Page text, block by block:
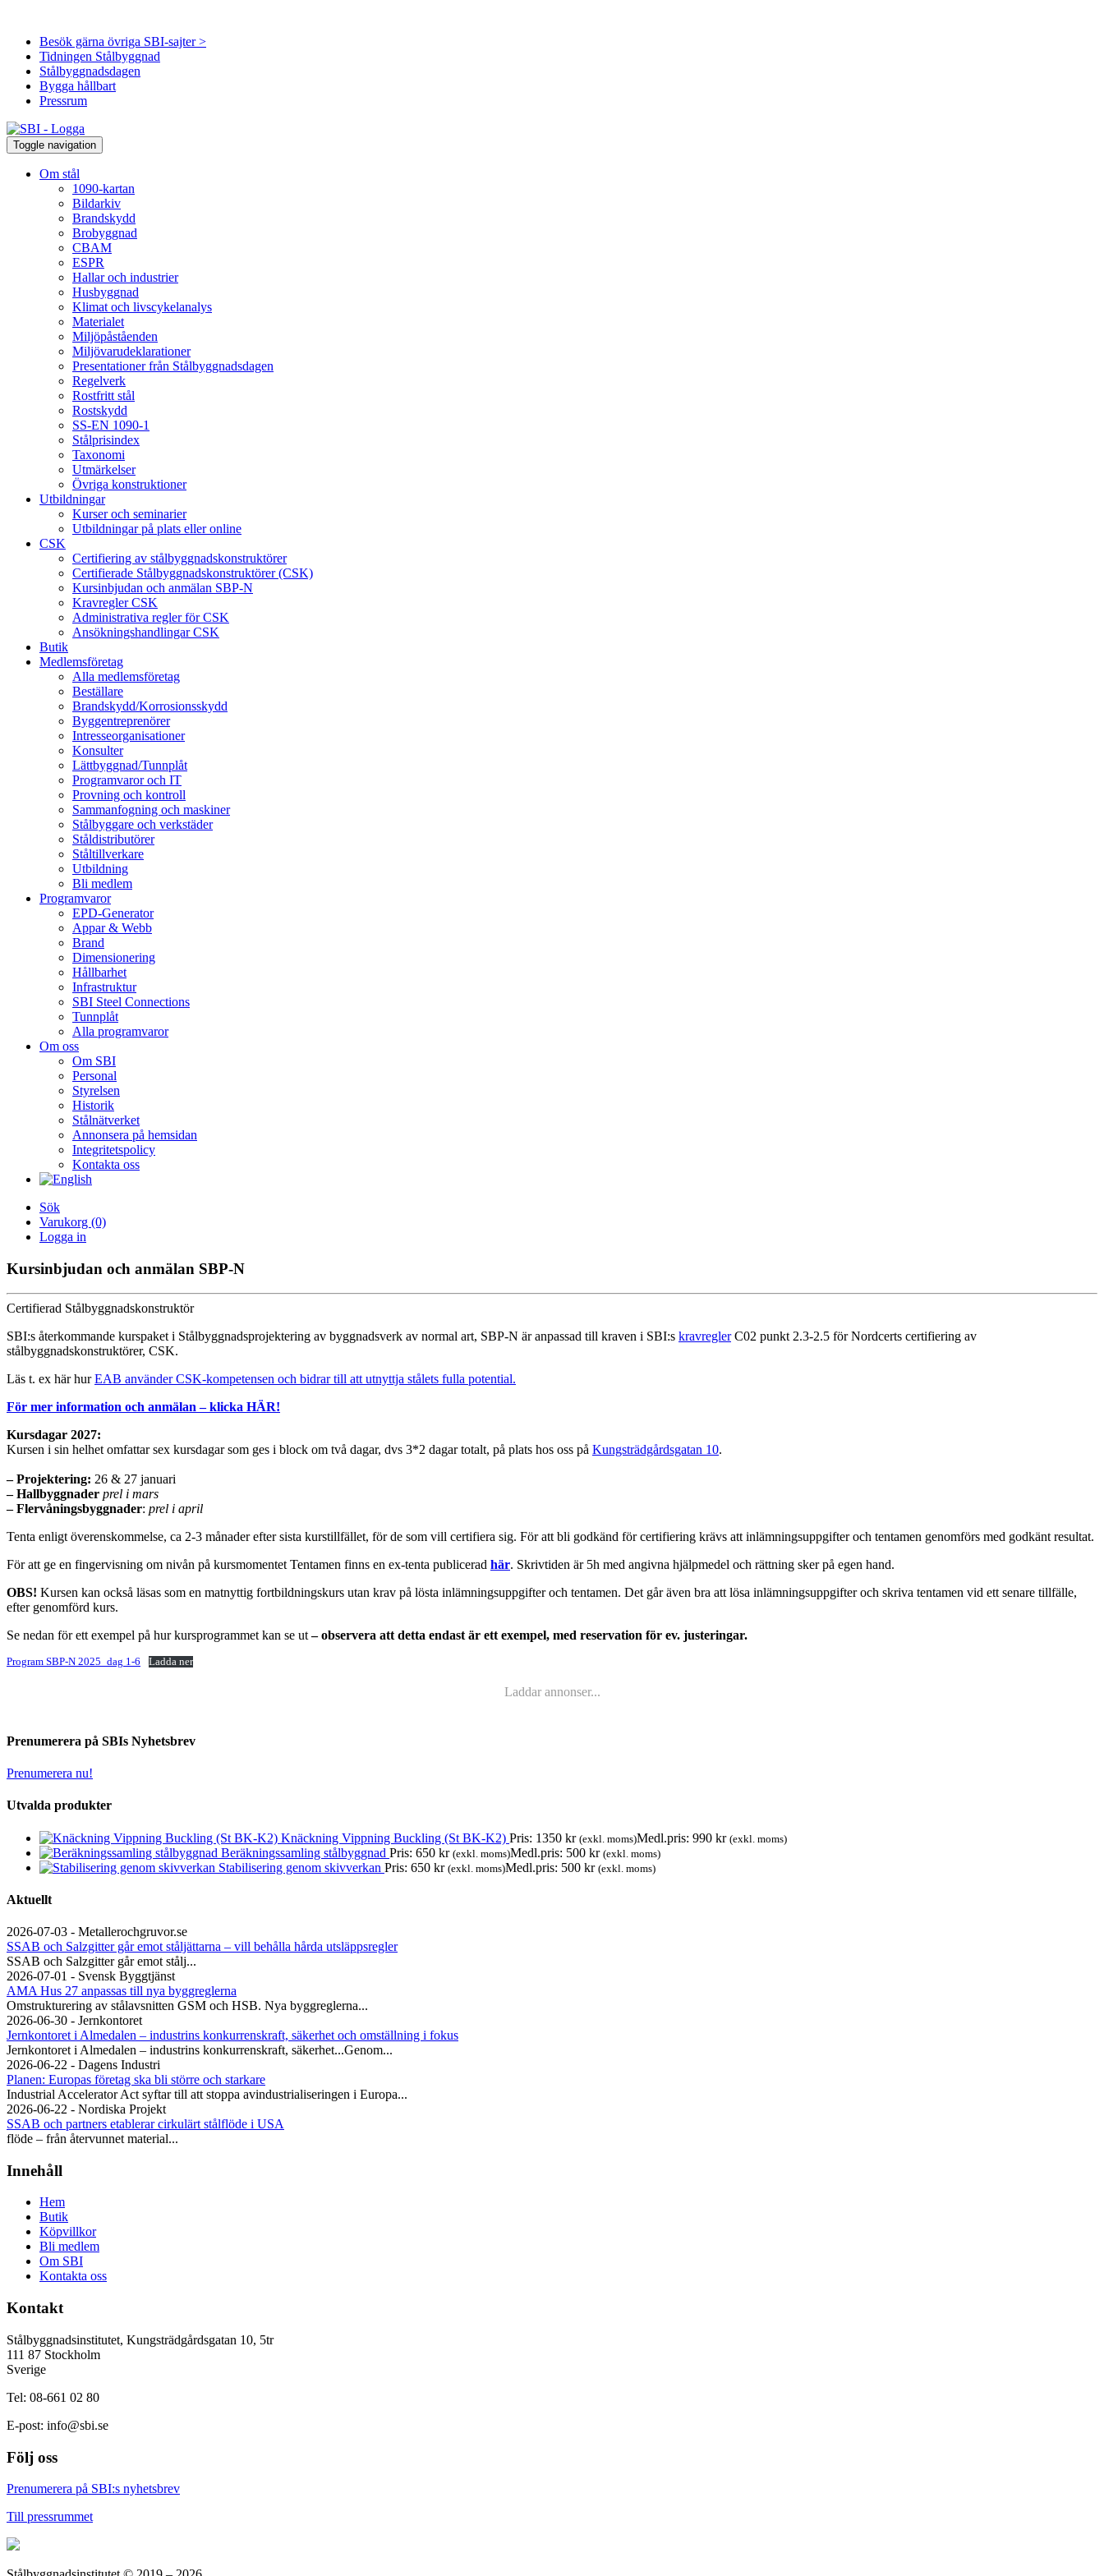
Besök gärna övriga SBI-sajter >
Tidningen Stålbyggnad
Stålbyggnadsdagen
Bygga hållbart
Pressrum
Toggle navigation
Om stål
1090-kartan
Bildarkiv
Brandskydd
Brobyggnad
CBAM
ESPR
Hallar och industrier
Husbyggnad
Klimat och livscykelanalys
Materialet
Miljöpåståenden
Miljövarudeklarationer
Presentationer från Stålbyggnadsdagen
Regelverk
Rostfritt stål
Rostskydd
SS-EN 1090-1
Stålprisindex
Taxonomi
Utmärkelser
Övriga konstruktioner
Utbildningar
Kurser och seminarier
Utbildningar på plats eller online
CSK
Certifiering av stålbyggnadskonstruktörer
Certifierade Stålbyggnadskonstruktörer (CSK)
Kursinbjudan och anmälan SBP-N
Kravregler CSK
Administrativa regler för CSK
Ansökningshandlingar CSK
Butik
Medlemsföretag
Alla medlemsföretag
Beställare
Brandskydd/Korrosionsskydd
Byggentreprenörer
Intresseorganisationer
Konsulter
Lättbyggnad/Tunnplåt
Programvaror och IT
Provning och kontroll
Sammanfogning och maskiner
Stålbyggare och verkstäder
Ståldistributörer
Ståltillverkare
Utbildning
Bli medlem
Programvaror
EPD-Generator
Appar & Webb
Brand
Dimensionering
Hållbarhet
Infrastruktur
SBI Steel Connections
Tunnplåt
Alla programvaror
Om oss
Om SBI
Personal
Styrelsen
Historik
Stålnätverket
Annonsera på hemsidan
Integritetspolicy
Kontakta oss
Sök
Varukorg (0)
Logga in
Kursinbjudan och anmälan SBP-N
Certifierad Stålbyggnadskonstruktör
SBI:s återkommande kurspaket i Stålbyggnadsprojektering av byggnadsverk av normal art, SBP-N är anpassad till kraven i SBI:s kravreglerC02 punkt 2.3-2.5 för Nordcerts certifiering av
stålbyggnadskonstruktörer, CSK.
Läs t. ex här hurEAB använder CSK-kompetensen och bidrar till att utnyttja stålets fulla potential.
För mer information och anmälan – klicka HÄR!
Kursdagar 2027:
Kursen i sin helhet omfattar sex kursdagar som ges i block om två dagar, dvs 3*2 dagar totalt, på plats hos oss på Kungsträdgårdsgatan 10.
– Projektering: 26 & 27 januari
– Hallbyggnader prel i mars
– Flervåningsbyggnader: prel i april
Tenta enligt överenskommelse, ca 2-3 månader efter sista kurstillfället, för de som vill certifiera sig. För att bli godkänd för certifiering krävs att inlämningsuppgifter och tentamen genomförs med godkänt resultat.
För att ge en fingervisning om nivån på kursmomentet Tentamen finns en ex-tenta publicerad här. Skrivtiden är 5h med angivna hjälpmedel och rättning sker på egen hand.
OBS! Kursen kan också läsas som en matnyttig fortbildningskurs utan krav på lösta inlämningsuppgifter och tentamen. Det går även bra att lösa inlämningsuppgifter och skriva tentamen vid ett senare tillfälle,
efter genomförd kurs.
Se nedan för ett exempel på hur kursprogrammet kan se ut– observera att detta endast är ett exempel, med reservation för ev. justeringar.
Program SBP-N 2025_dag 1-6 Ladda ner
Laddar annonser...
Prenumerera på SBIs Nyhetsbrev
Prenumerera nu!
Utvalda produkter
Knäckning Vippning Buckling (St BK-K2) Pris: 1350 kr (exkl. moms)Medl.pris: 990 kr (exkl. moms)
Beräkningssamling stålbyggnad Pris: 650 kr (exkl. moms)Medl.pris: 500 kr (exkl. moms)
Stabilisering genom skivverkan Pris: 650 kr (exkl. moms)Medl.pris: 500 kr (exkl. moms)
Aktuellt
2026-07-03 - Metallerochgruvor.se
SSAB och Salzgitter går emot ståljättarna – vill behålla hårda utsläppsregler
SSAB och Salzgitter går emot stålj...
2026-07-01 - Svensk Byggtjänst
AMA Hus 27 anpassas till nya byggreglerna
Omstrukturering av stålavsnitten GSM och HSB. Nya byggreglerna...
2026-06-30 - Jernkontoret
Jernkontoret i Almedalen – industrins konkurrenskraft, säkerhet och omställning i fokus
Jernkontoret i Almedalen – industrins konkurrenskraft, säkerhet...Genom...
2026-06-22 - Dagens Industri
Planen: Europas företag ska bli större och starkare
Industrial Accelerator Act syftar till att stoppa avindustrialiseringen i Europa...
2026-06-22 - Nordiska Projekt
SSAB och partners etablerar cirkulärt stålflöde i USA
flöde – från återvunnet material...
Innehåll
Hem
Butik
Köpvillkor
Bli medlem
Om SBI
Kontakta oss
Kontakt
Stålbyggnadsinstitutet, Kungsträdgårdsgatan 10, 5tr
111 87 Stockholm
Sverige
Tel: 08-661 02 80
E-post: info@sbi.se
Följ oss
Prenumerera på SBI:s nyhetsbrev
Till pressrummet